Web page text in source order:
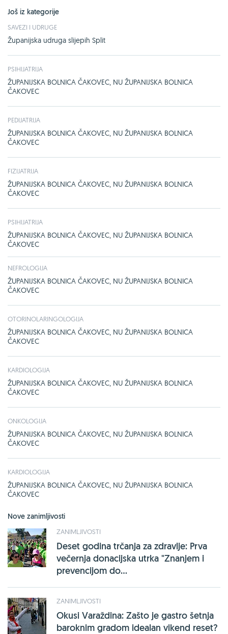
Još iz kategorije
SAVEZI I UDRUGE
Županijska udruga slijepih Split
PSIHIJATRIJA
ŽUPANIJSKA BOLNICA ČAKOVEC, NU ŽUPANIJSKA BOLNICA
ČAKOVEC
PEDIJATRIJA
ŽUPANIJSKA BOLNICA ČAKOVEC, NU ŽUPANIJSKA BOLNICA
ČAKOVEC
FIZIJATRIJA
ŽUPANIJSKA BOLNICA ČAKOVEC, NU ŽUPANIJSKA BOLNICA
ČAKOVEC
PSIHIJATRIJA
ŽUPANIJSKA BOLNICA ČAKOVEC, NU ŽUPANIJSKA BOLNICA
ČAKOVEC
NEFROLOGIJA
ŽUPANIJSKA BOLNICA ČAKOVEC, NU ŽUPANIJSKA BOLNICA
ČAKOVEC
OTORINOLARINGOLOGIJA
ŽUPANIJSKA BOLNICA ČAKOVEC, NU ŽUPANIJSKA BOLNICA
ČAKOVEC
KARDIOLOGIJA
ŽUPANIJSKA BOLNICA ČAKOVEC, NU ŽUPANIJSKA BOLNICA
ČAKOVEC
ONKOLOGIJA
ŽUPANIJSKA BOLNICA ČAKOVEC, NU ŽUPANIJSKA BOLNICA
ČAKOVEC
KARDIOLOGIJA
ŽUPANIJSKA BOLNICA ČAKOVEC, NU ŽUPANIJSKA BOLNICA
ČAKOVEC
Nove zanimljivosti
ZANIMLJIVOSTI
Deset godina trčanja za zdravlje: Prva
večernja donacijska utrka "Znanjem i
prevencijom do...
ZANIMLJIVOSTI
Okusi Varaždina: Zašto je gastro šetnja
baroknim gradom idealan vikend reset?